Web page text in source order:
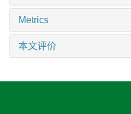
Metrics
本文评价